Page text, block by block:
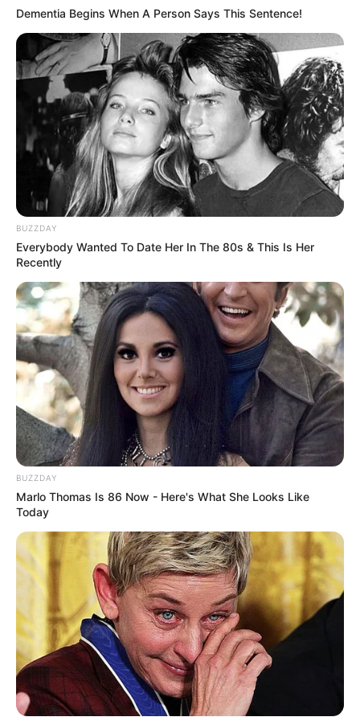
Dementia Begins When A Person Says This Sentence!
BUZZDAY
Everybody Wanted To Date Her In The 80s & This Is Her
Recently
BUZZDAY
Marlo Thomas Is 86 Now - Here's What She Looks Like
Today